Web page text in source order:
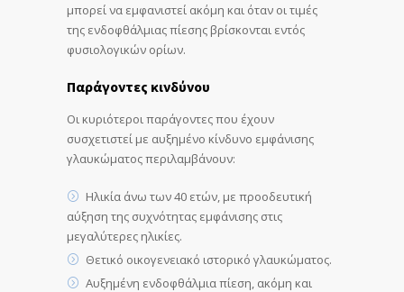
μπορεί να εμφανιστεί ακόμη και όταν οι τιμές
της ενδοφθάλμιας πίεσης βρίσκονται εντός
φυσιολογικών ορίων.
Παράγοντες κινδύνου
Οι κυριότεροι παράγοντες που έχουν
συσχετιστεί με αυξημένο κίνδυνο εμφάνισης
γλαυκώματος περιλαμβάνουν:
Ηλικία άνω των 40 ετών, με προοδευτική
αύξηση της συχνότητας εμφάνισης στις
μεγαλύτερες ηλικίες.
Θετικό οικογενειακό ιστορικό γλαυκώματος.
Αυξημένη ενδοφθάλμια πίεση, ακόμη και